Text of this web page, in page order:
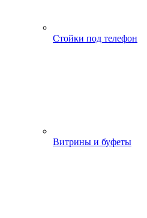
Стойки под телефон
Витрины и буфеты